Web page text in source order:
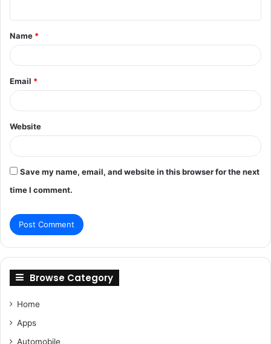
t
*
Name *
Email *
Website
Save my name, email, and website in this browser for the next
time I comment.
Browse Category
Home
Apps
Automobile